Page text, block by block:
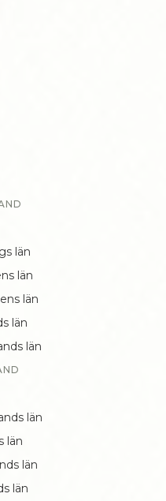
län
län
län
län
län
län
län
län
län